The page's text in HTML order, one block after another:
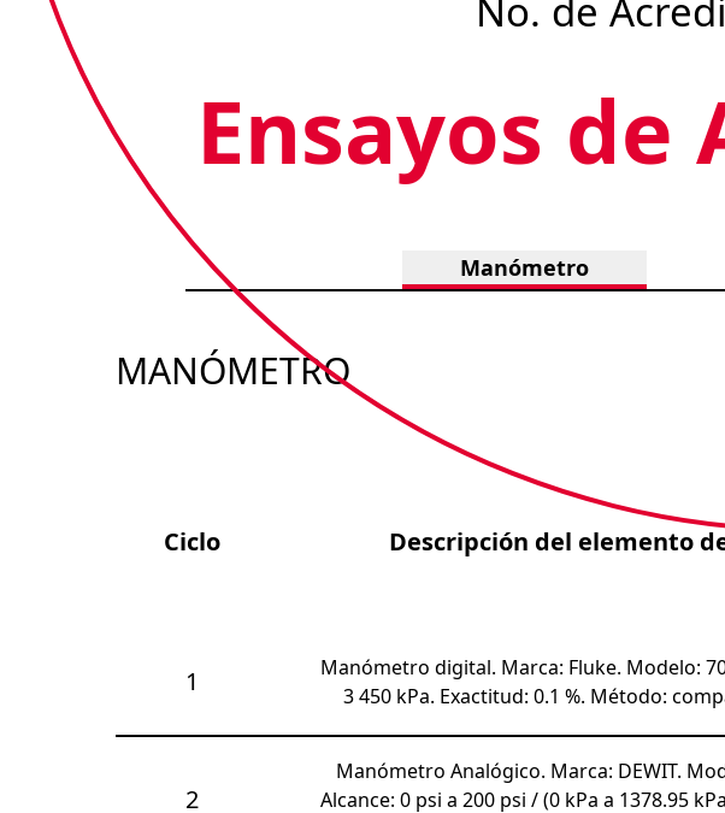
No. de
Ensayos
Manómetro
MANÓMETRO
Ciclo Descripción del elemento
1
Manómetro digital. Marca: Fluke. Modelo:
3 450 kPa. Exactitud: 0.1 %. Método:
2
Manómetro Analógico. Marca: DEWIT.
Alcance: 0 psi a 200 psi / (0 kPa a 1378.95